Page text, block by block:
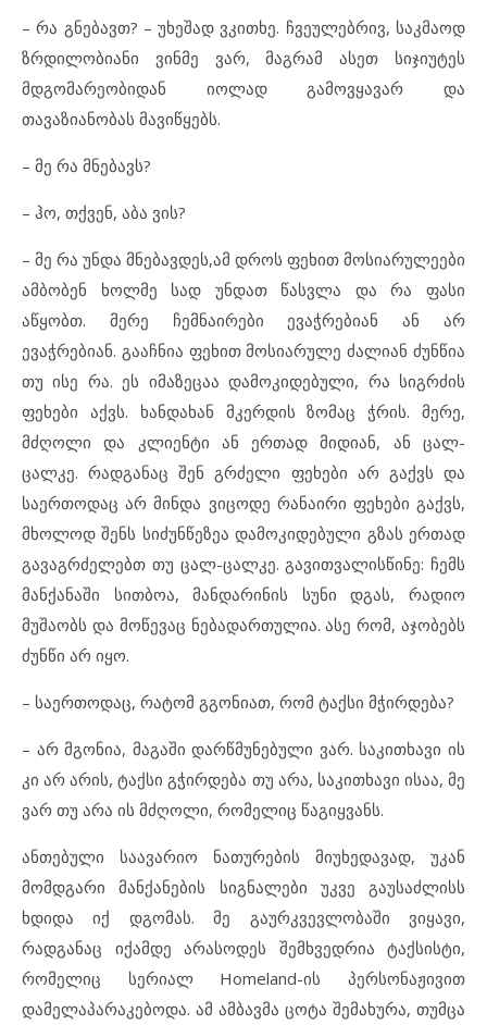
– რა გნებავთ? – უხეშად ვკითხე. ჩვეულებრივ, საკმაოდ
ზრდილობიანი ვინმე ვარ, მაგრამ ასეთ სიჯიუტეს
მდგომარეობიდან იოლად გამოვყავარ და
თავაზიანობას მავიწყებს.
– მე რა მნებავს?
– ჰო, თქვენ, აბა ვის?
– მე რა უნდა მნებავდეს,ამ დროს ფეხით მოსიარულეები
ამბობენ ხოლმე სად უნდათ წასვლა და რა ფასი
აწყობთ. მერე ჩემნაირები ევაჭრებიან ან არ
ევაჭრებიან. გააჩნია ფეხით მოსიარულე ძალიან ძუნწია
თუ ისე რა. ეს იმაზეცაა დამოკიდებული, რა სიგრძის
ფეხები აქვს. ხანდახან მკერდის ზომაც ჭრის. მერე,
მძღოლი და კლიენტი ან ერთად მიდიან, ან ცალ-
ცალკე. რადგანაც შენ გრძელი ფეხები არ გაქვს და
საერთოდაც არ მინდა ვიცოდე რანაირი ფეხები გაქვს,
მხოლოდ შენს სიძუნწეზეა დამოკიდებული გზას ერთად
გავაგრძელებთ თუ ცალ-ცალკე. გავითვალისწინე: ჩემს
მანქანაში სითბოა, მანდარინის სუნი დგას, რადიო
მუშაობს და მოწევაც ნებადართულია. ასე რომ, აჯობებს
ძუნწი არ იყო.
– საერთოდაც, რატომ გგონიათ, რომ ტაქსი მჭირდება?
– არ მგონია, მაგაში დარწმუნებული ვარ. საკითხავი ის
კი არ არის, ტაქსი გჭირდება თუ არა, საკითხავი ისაა, მე
ვარ თუ არა ის მძღოლი, რომელიც წაგიყვანს.
ანთებული საავარიო ნათურების მიუხედავად, უკან
მომდგარი მანქანების სიგნალები უკვე გაუსაძლისს
ხდიდა იქ დგომას. მე გაურკვევლობაში ვიყავი,
რადგანაც იქამდე არასოდეს შემხვედრია ტაქსისტი,
რომელიც სერიალ Homeland-ის პერსონაჟივით
დამელაპარაკებოდა. ამ ამბავმა ცოტა შემახურა, თუმცა